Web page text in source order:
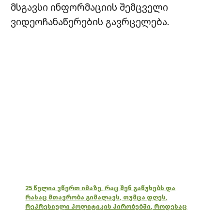
მსგავსი ინფორმაციის შემცველი
ვიდეოჩანაწერების გავრცელება.
25 წელია ვწერთ იმაზე, რაც შენ გაწუხებს და
რასაც მთავრობა გიმალავს, თუმცა დღეს,
რეპრესიული პოლიტიკის პირობებში, როდესაც